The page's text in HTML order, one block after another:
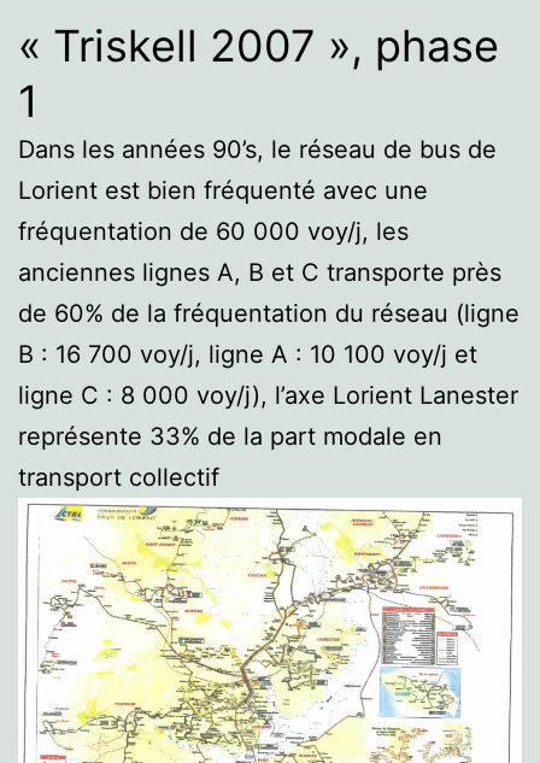
« Triskell 2007 », phase
1
Dans les années 90’s, le réseau de bus de
Lorient est bien fréquenté avec une
fréquentation de 60 000 voy/j, les
anciennes lignes A, B et C transporte près
de 60% de la fréquentation du réseau (ligne
B : 16 700 voy/j, ligne A : 10 100 voy/j et
ligne C : 8 000 voy/j), l’axe Lorient Lanester
représente 33% de la part modale en
transport collectif